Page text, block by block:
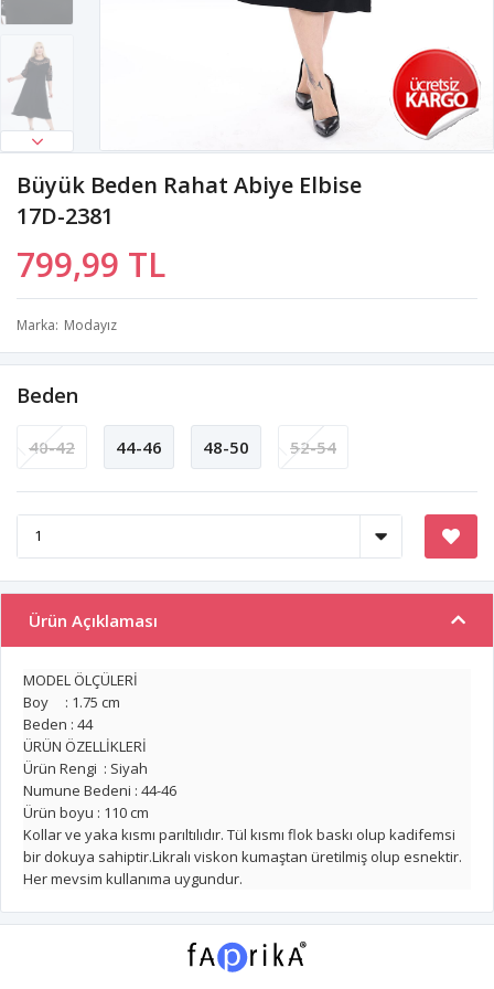
Büyük Beden Rahat Abiye Elbise
17D-2381
799,99 TL
Marka Modayız
Beden
40-42 44-46 48-50 52-54
Ürün Açıklaması
MODEL ÖLÇÜLERİ
Boy : 1.75 cm
Beden : 44
ÜRÜN ÖZELLİKLERİ
Ürün Rengi : Siyah
Numune Bedeni : 44-46
Ürün boyu : 110 cm
Kollar ve yaka kısmı parıltılıdır. Tül kısmı flok baskı olup kadifemsi
bir dokuya sahiptir.Likralı viskon kumaştan üretilmiş olup esnektir.
Her mevsim kullanıma uygundur.